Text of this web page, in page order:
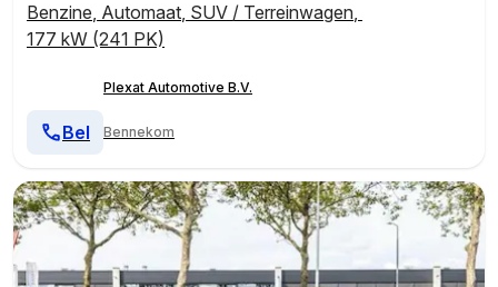
Benzine, Automaat, SUV / Terreinwagen,
177 kW (241 PK)
Plexat Automotive B.V.
Bennekom
Bel